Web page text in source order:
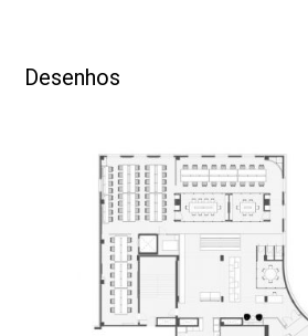
espaço. Esses elementos também
As estações de trabalho são
pensadas de forma a maximizar a
lugar, comportando
alocados próximos as janelas
plano de fundo.
Além disso, foi adotado uma paleta
Desenhos